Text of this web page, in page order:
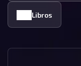
Libros